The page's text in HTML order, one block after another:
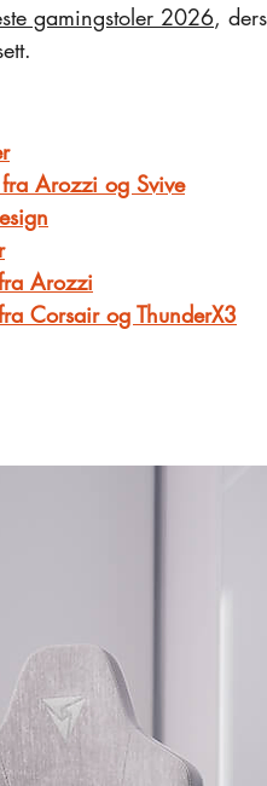
gamingstoler 2026,
Arozzi og Svive
Arozzi
Corsair og ThunderX3